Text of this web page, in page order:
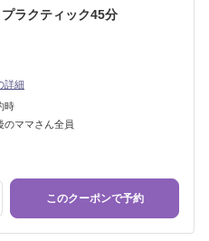
ラクティック45分
詳細
時
のママさん全員
このクーポンで予約